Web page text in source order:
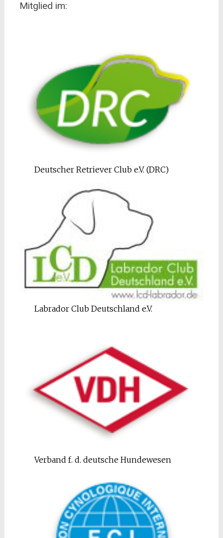
Mitglied im:
Deutscher Retriever Club e.V. (DRC)
Labrador Club Deutschland e.V.
Verband f. d. deutsche Hundewesen